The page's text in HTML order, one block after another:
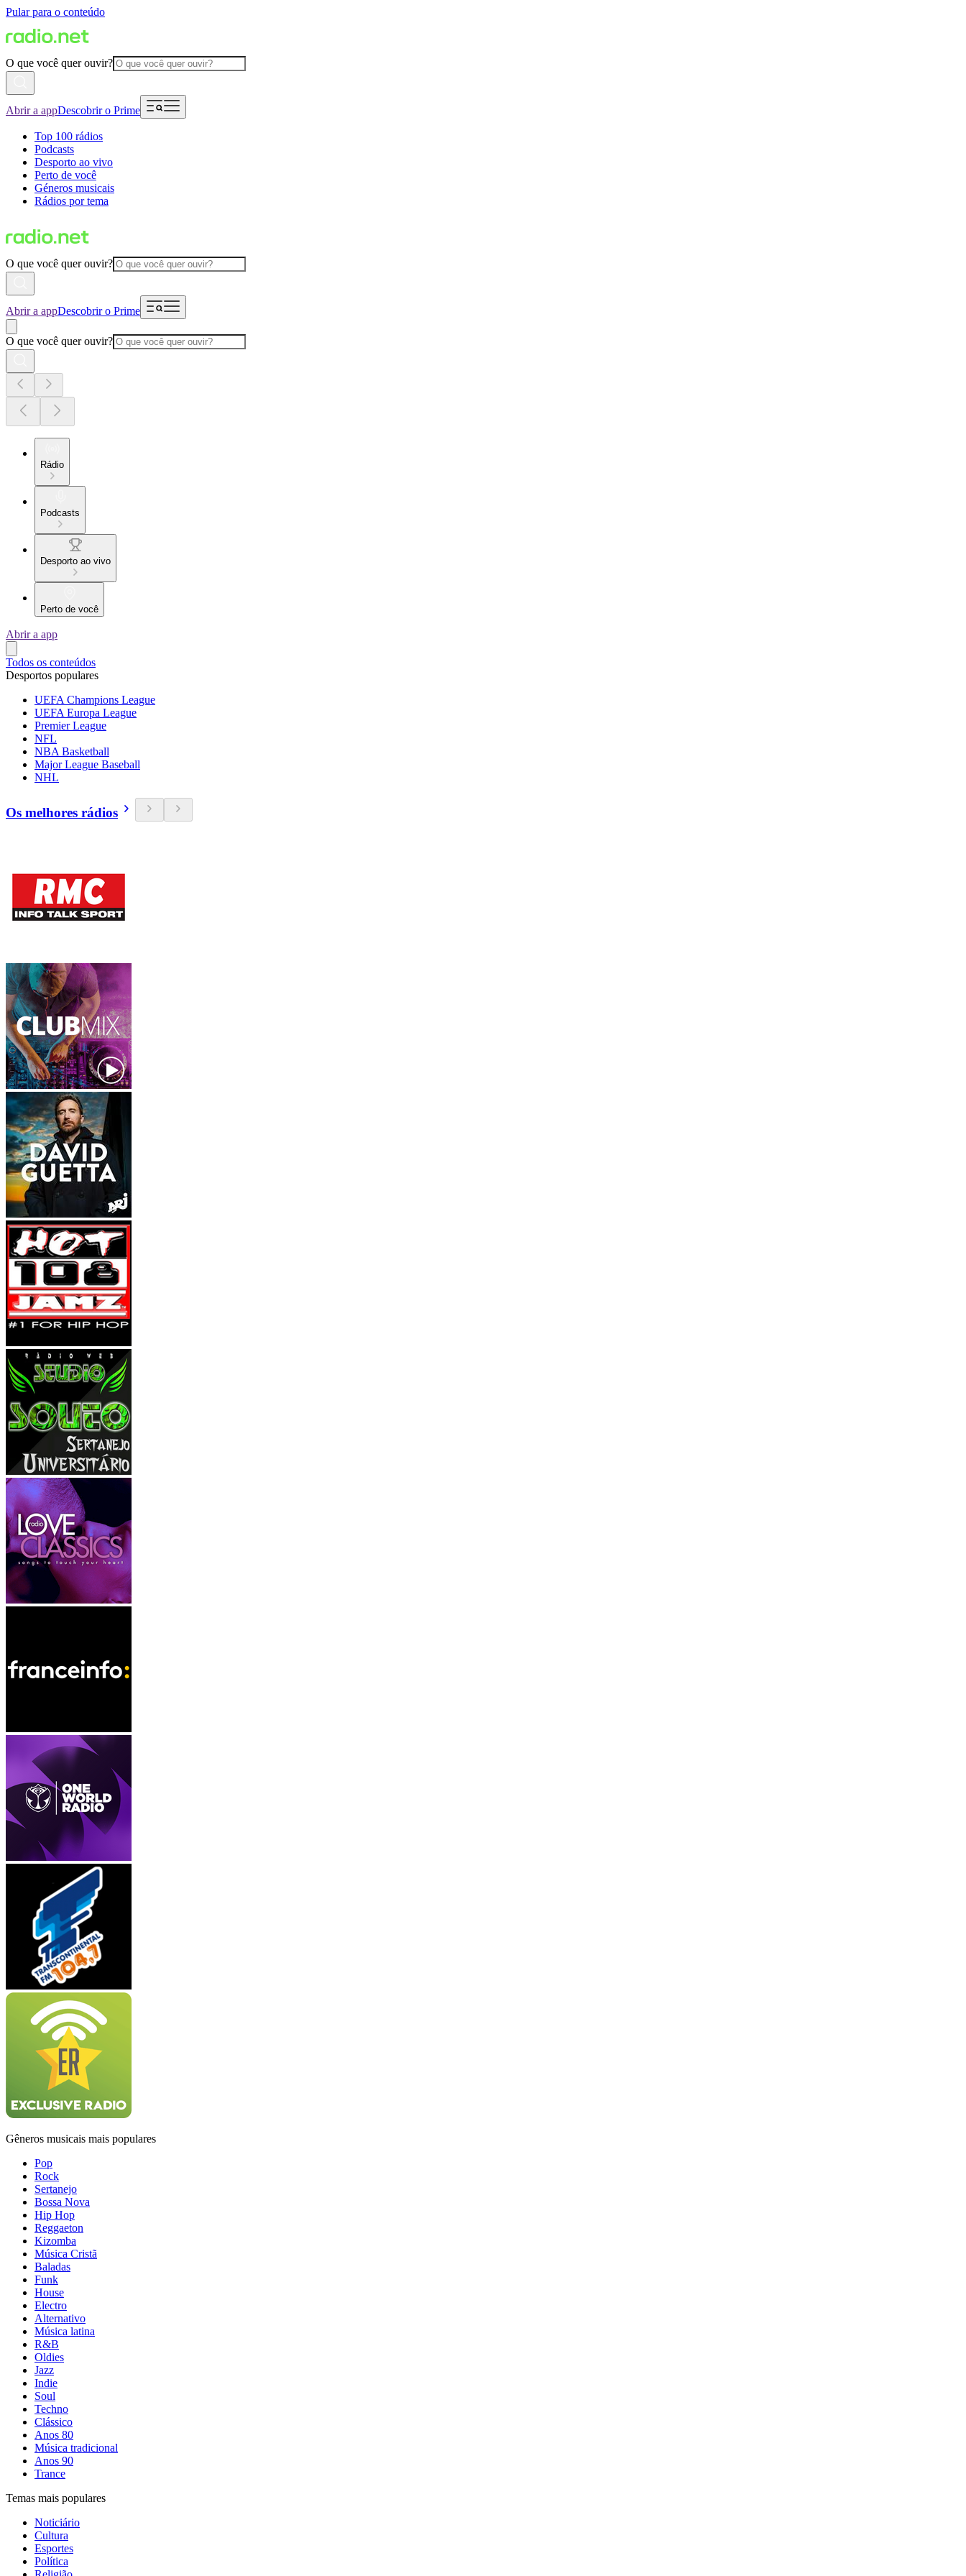
Pular para o conteúdo
O que você quer ouvir?
Abrir a appDescobrir o Prime
Top 100 rádios
Podcasts
Desporto ao vivo
Perto de você
Géneros musicais
Rádios por tema
O que você quer ouvir?
Abrir a appDescobrir o Prime
O que você quer ouvir?
Rádio
Podcasts
Desporto ao vivo
Perto de você
Abrir a app
Todos os conteúdos
Desportos populares
UEFA Champions League
UEFA Europa League
Premier League
NFL
NBA Basketball
Major League Baseball
NHL
Os melhores rádios
Gêneros musicais mais populares
Pop
Rock
Sertanejo
Bossa Nova
Hip Hop
Reggaeton
Kizomba
Música Cristã
Baladas
Funk
House
Electro
Alternativo
Música latina
R&B
Oldies
Jazz
Indie
Soul
Techno
Clássico
Anos 80
Música tradicional
Anos 90
Trance
Temas mais populares
Noticiário
Cultura
Esportes
Política